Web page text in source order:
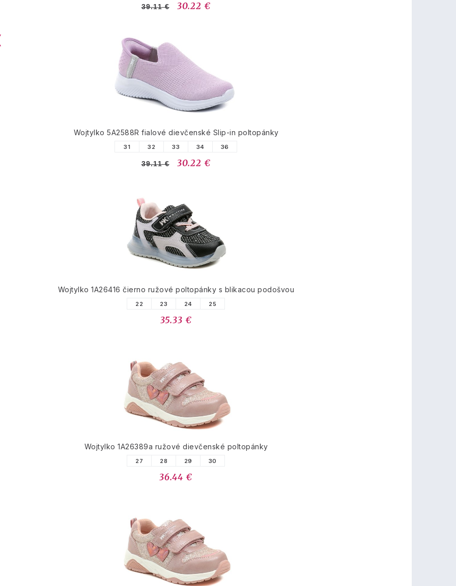
39.11 € 30.22 €
Wojtylko 5A2588R fialové dievčenské Slip-in poltopánky
31 32 33 34 36
39.11 € 30.22 €
Wojtylko 1A26416 čierno ružové poltopánky s blikacou podošvou
22 23 24 25
35.33 €
Wojtylko 1A26389a ružové dievčenské poltopánky
27 28 29 30
36.44 €